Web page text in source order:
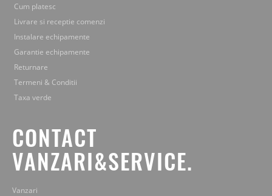
Cum platesc
Livrare si receptie comenzi
Instalare echipamente
Garantie echipamente
Returnare
Termeni & Conditii
Taxa verde
CONTACT
VANZARI&SERVICE.
Vanzari